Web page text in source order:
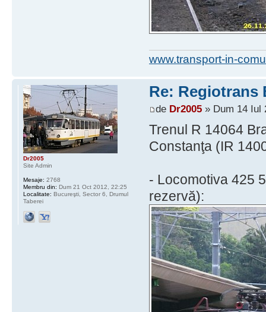
www.transport-in-
Re: Regiotrans
de Dr2005» Dum 14 Iul
Trenul R 14064
Constanţa (IR
- Locomotiva 425
rezervă):
Dr2005
Site Admin
Mesaje: 2768
Membru din: Dum 21 Oct 2012, 22:25
Localitate: Bucureşti, Sector 6, Drumul
Taberei